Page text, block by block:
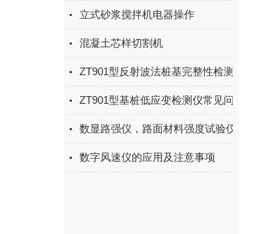
立式砂浆搅拌机电器操作
混凝土芯样切割机
ZT901型反射波法桩基完整性检测分
ZT901型基桩低应变检测仪常见问题
数显路强仪，路面材料强度试验仪简介
数字风速仪的应用及注意事项